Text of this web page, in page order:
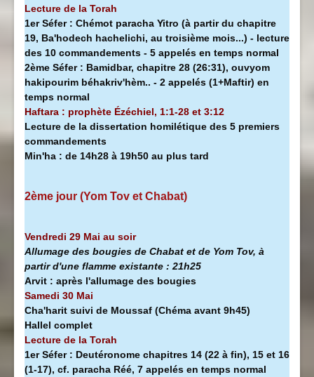
Lecture de la Torah
1er Séfer : Chémot paracha Yitro (à partir du chapitre
19, Ba'hodech hachelichi, au troisième mois...) - lecture
des 10 commandements - 5 appelés en temps normal
2ème Séfer : Bamidbar, chapitre 28 (26:31), ouvyom
hakipourim béhakriv'hèm.. - 2 appelés (1+Maftir) en
temps normal
Haftara : prophète Ézéchiel, 1:1-28 et 3:12
Lecture de la dissertation homilétique des 5 premiers
commandements
Min'ha : de 14h28 à 19h50 au plus tard
2ème jour (Yom Tov et Chabat)
Vendredi 29 Mai au soir
Allumage des bougies de Chabat et de Yom Tov, à
partir d'une flamme existante : 21h25
Arvit : après l'allumage des bougies
Samedi 30 Mai
Cha'harit suivi de Moussaf (Chéma avant 9h45)
Hallel complet
Lecture de la Torah
1er Séfer : Deutéronome chapitres 14 (22 à fin), 15 et 16
(1-17), cf. paracha Réé, 7 appelés en temps normal